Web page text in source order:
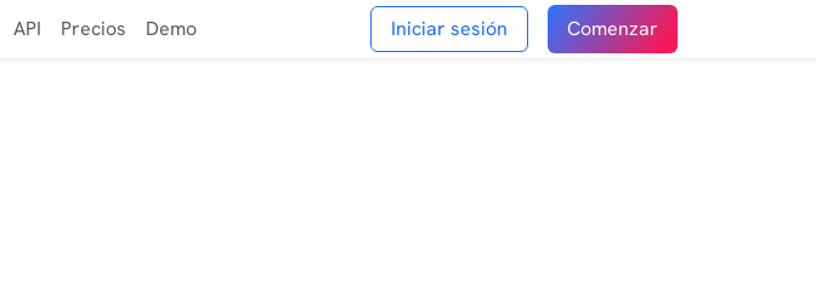
API Precios Demo Iniciar sesión Comenzar